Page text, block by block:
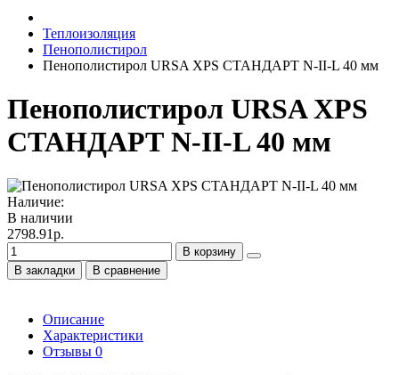
Теплоизоляция
Пенополистирол
Пенополистирол URSA XPS СТАНДАРТ N-II-L 40 мм
Пенополистирол URSA XPS
СТАНДАРТ N-II-L 40 мм
Наличие:
В наличии
2798.91р.
В корзину
В закладки
В сравнение
Описание
Характеристики
Отзывы 0